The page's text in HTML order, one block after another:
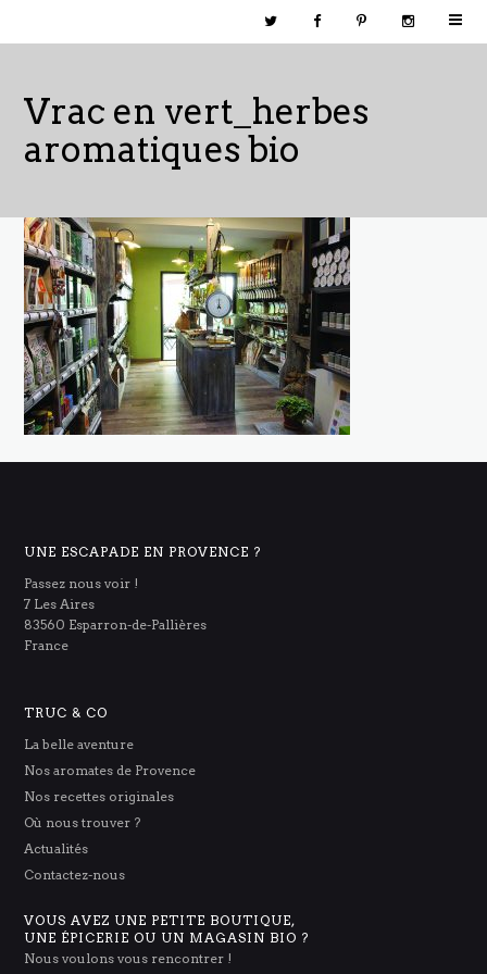
Vrac en vert_herbes
aromatiques bio
UNE ESCAPADE EN PROVENCE ?
Passez nous voir !
7 Les Aires
83560 Esparron-de-Pallières
France
TRUC & CO
La belle aventure
Nos aromates de Provence
Nos recettes originales
Où nous trouver ?
Actualités
Contactez-nous
VOUS AVEZ UNE PETITE BOUTIQUE,
UNE ÉPICERIE OU UN MAGASIN BIO ?
Nous voulons vous rencontrer !